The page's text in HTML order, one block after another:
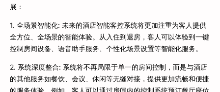
展：
1. 全场景智能化: 未来的酒店智能客控系统将更加注重为客人提供
全方位、全场景的智能体验。从入住到退房，客人可以体验到一键
控制房间设备、语音助手服务、个性化场景设置等智能化服务。
2. 系统深度整合: 系统将不再局限于单一的房间控制，而是与酒店
的其他服务如餐饮、会议、休闲等无缝对接，提供更加流畅和便捷